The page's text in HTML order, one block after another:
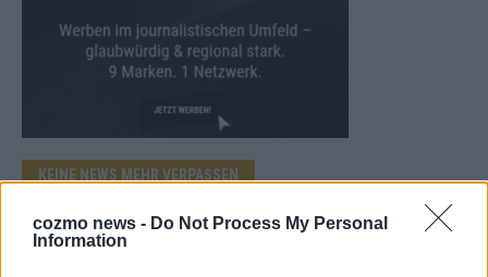
cozmo news - Do Not Process My Personal
Information
KEINE NEWS MEHR VERPASSEN